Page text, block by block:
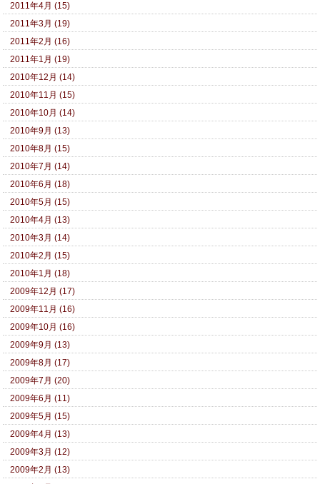
2011年4月 (15)
2011年3月 (19)
2011年2月 (16)
2011年1月 (19)
2010年12月 (14)
2010年11月 (15)
2010年10月 (14)
2010年9月 (13)
2010年8月 (15)
2010年7月 (14)
2010年6月 (18)
2010年5月 (15)
2010年4月 (13)
2010年3月 (14)
2010年2月 (15)
2010年1月 (18)
2009年12月 (17)
2009年11月 (16)
2009年10月 (16)
2009年9月 (13)
2009年8月 (17)
2009年7月 (20)
2009年6月 (11)
2009年5月 (15)
2009年4月 (13)
2009年3月 (12)
2009年2月 (13)